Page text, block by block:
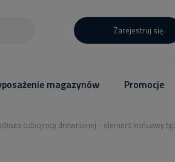
Zarejestruj się
magazynów Promocje
odbojnicy drewnianej - element końcowy